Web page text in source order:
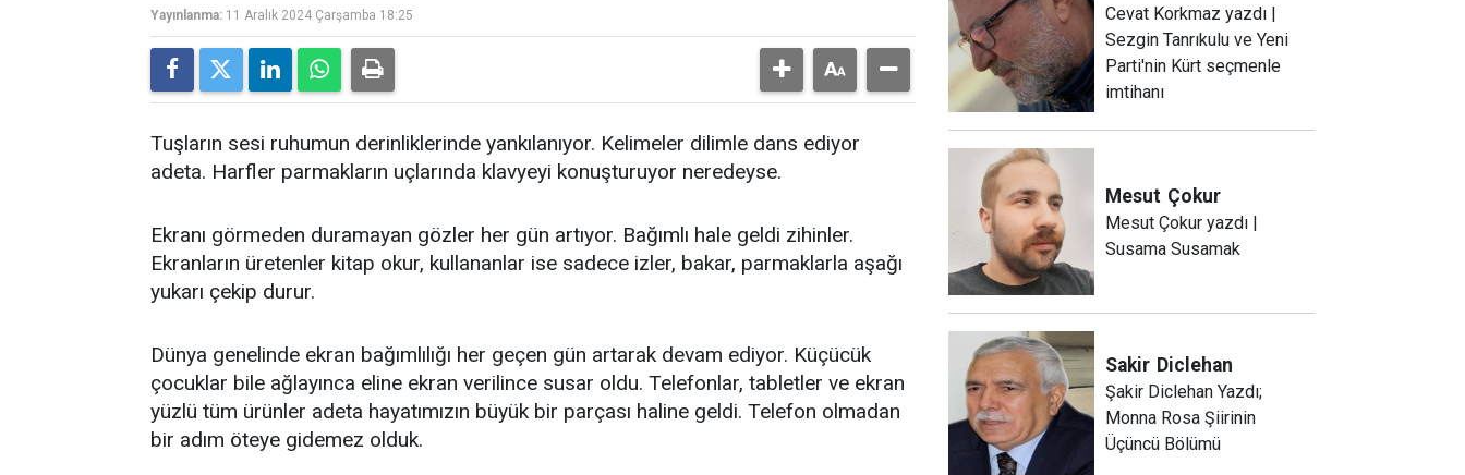
Yayınlanma: 11 Aralık 2024 Çarşamba 18:25
Tuşların sesi ruhumun derinliklerinde yankılanıyor. Kelimeler dilimle dans ediyor
adeta. Harfler parmakların uçlarında klavyeyi konuşturuyor neredeyse.
Ekranı görmeden duramayan gözler her gün artıyor. Bağımlı hale geldi zihinler.
Ekranların üretenler kitap okur, kullananlar ise sadece izler, bakar, parmaklarla aşağı
yukarı çekip durur.
Dünya genelinde ekran bağımlılığı her geçen gün artarak devam ediyor. Küçücük
çocuklar bile ağlayınca eline ekran verilince susar oldu. Telefonlar, tabletler ve ekran
yüzlü tüm ürünler adeta hayatımızın büyük bir parçası haline geldi. Telefon olmadan
bir adım öteye gidemez olduk.
Cevat Korkmaz yazdı |
Sezgin Tanrıkulu ve Yeni
Parti'nin Kürt seçmenle
imtihanı
Mesut Çokur
Mesut Çokur yazdı |
Susama Susamak
Sakir Diclehan
Şakir Diclehan Yazdı;
Monna Rosa Şiirinin
Üçüncü Bölümü